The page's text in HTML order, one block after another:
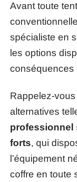
Avant toute
spécialiste en
les options
conséquences
Rappelez-
alternatives
professionnel
forts, qui
l’équipement
coffre en toute